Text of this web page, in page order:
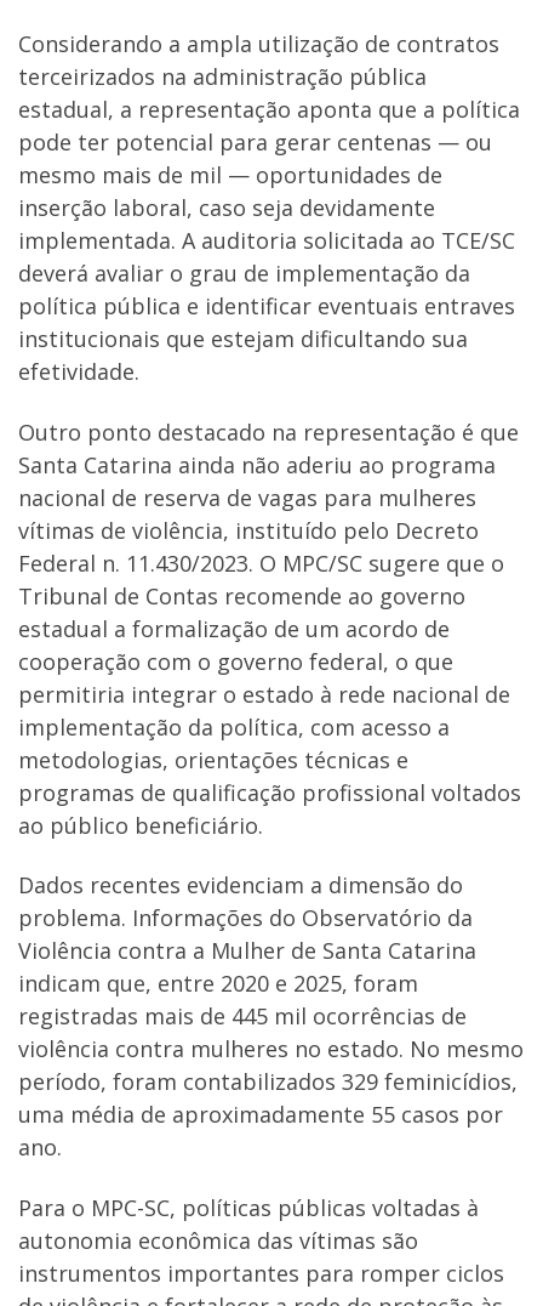
Considerando a ampla utilização de contratos
terceirizados na administração pública
estadual, a representação aponta que a política
pode ter potencial para gerar centenas — ou
mesmo mais de mil — oportunidades de
inserção laboral, caso seja devidamente
implementada. A auditoria solicitada ao TCE/SC
deverá avaliar o grau de implementação da
política pública e identificar eventuais entraves
institucionais que estejam dificultando sua
efetividade.
Outro ponto destacado na representação é que
Santa Catarina ainda não aderiu ao programa
nacional de reserva de vagas para mulheres
vítimas de violência, instituído pelo Decreto
Federal n. 11.430/2023. O MPC/SC sugere que o
Tribunal de Contas recomende ao governo
estadual a formalização de um acordo de
cooperação com o governo federal, o que
permitiria integrar o estado à rede nacional de
implementação da política, com acesso a
metodologias, orientações técnicas e
programas de qualificação profissional voltados
ao público beneficiário.
Dados recentes evidenciam a dimensão do
problema. Informações do Observatório da
Violência contra a Mulher de Santa Catarina
indicam que, entre 2020 e 2025, foram
registradas mais de 445 mil ocorrências de
violência contra mulheres no estado. No mesmo
período, foram contabilizados 329 feminicídios,
uma média de aproximadamente 55 casos por
ano.
Para o MPC-SC, políticas públicas voltadas à
autonomia econômica das vítimas são
instrumentos importantes para romper ciclos